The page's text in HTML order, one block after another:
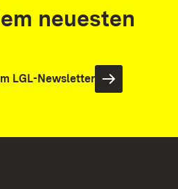
neuesten
LGL-Newsletter